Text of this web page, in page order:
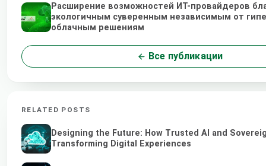
Расширение возможностей ИТ-провайдеров
экологичным суверенным независимым от
облачным решениям
Все публикации
RELATED POSTS
Designing the Future: How Trusted AI and
Transforming Digital Experiences